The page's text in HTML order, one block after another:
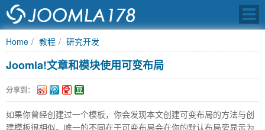
JOOMLA中文之
Home 教程 研究开发
Joomla!文章和模块使用可变布局
分享到：
如果你曾经创建过一个模板，你会发现本文创建可变布局的方法与创
建模板很相似。唯一的不同在于可变布局会在你的默认布局旁显示为